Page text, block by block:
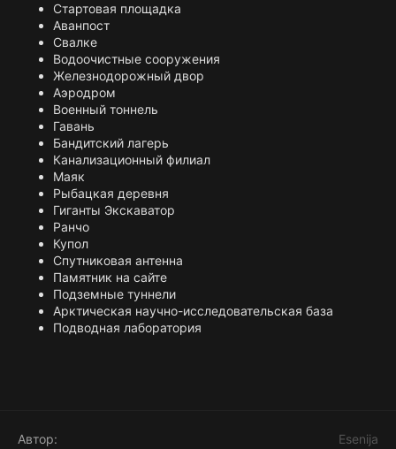
Стартовая площадка
Аванпост
Свалке
Водоочистные сооружения
Железнодорожный двор
Аэродром
Военный тоннель
Гавань
Бандитский лагерь
Канализационный филиал
Маяк
Рыбацкая деревня
Гиганты Экскаватор
Ранчо
Купол
Спутниковая антенна
Памятник на сайте
Подземные туннели
Арктическая научно-исследовательская база
Подводная лаборатория
Автор Esenija